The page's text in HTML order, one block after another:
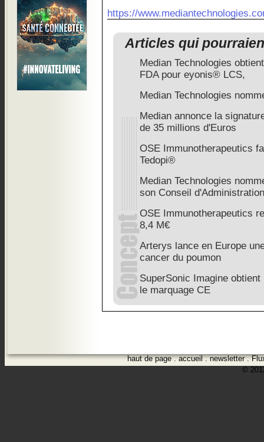
https://
Articles qui
Median Technologies
FDA pour eyonis® LCS,
Median Technologies
Median annonce la
de 35 millions d'Euros
OSE Immunotherapeutics
Tedopi®
Median Technologies
son Conseil d'Administration
OSE Immunotherapeutics
8,4 M€
Arterys lance en Europe
cancer du poumon
SuperSonic Imagine
le marquage CE
haut de page.accueil.newsletter.
©